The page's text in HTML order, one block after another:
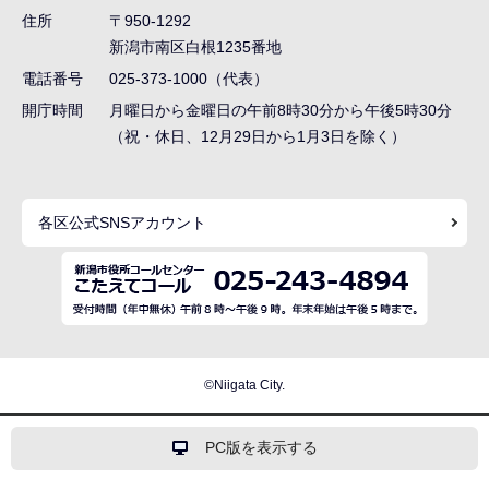
ゲ
シ
ョ
ま
住所
〒950-1292
新潟市南区白根1235番地
電話番号
025-373-1000（代表）
開庁時間
月曜日から金曜日の午前8時30分から午後5時30分
（祝・休日、12月29日から1月3日を除く）
各区公式SNSアカウント
©Niigata City.
PC版を表示する